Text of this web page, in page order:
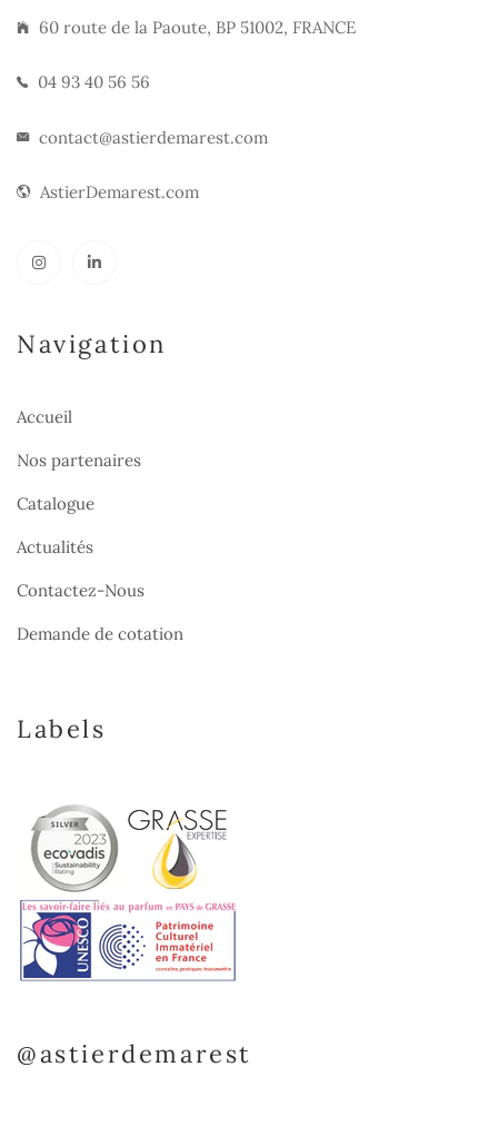
60 route de la Paoute, BP 51002, FRANCE
04 93 40 56 56
contact@astierdemarest.com
AstierDemarest.com
Navigation
Accueil
Nos partenaires
Catalogue
Actualités
Contactez-Nous
Demande de cotation
Labels
@astierdemarest